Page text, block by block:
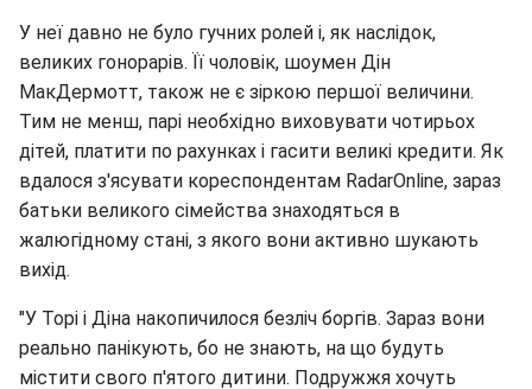
У неї давно не було гучних ролей і, як наслідок,
великих гонорарів. Її чоловік, шоумен Дін
МакДермотт, також не є зіркою першої величини.
Тим не менш, парі необхідно виховувати чотирьох
дітей, платити по рахунках і гасити великі кредити. Як
вдалося з'ясувати кореспондентам RadarOnline, зараз
батьки великого сімейства знаходяться в
жалюгідному стані, з якого вони активно шукають
вихід.
"У Торі і Діна накопичилося безліч боргів. Зараз вони
реально панікують, бо не знають, на що будуть
містити свого п'ятого дитини. Подружжя хочуть